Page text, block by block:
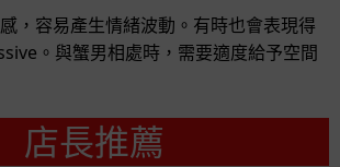
，容易產生情緒波動。有時也會表現得
。與蟹男相處時，需要適度給予空間
店長推薦